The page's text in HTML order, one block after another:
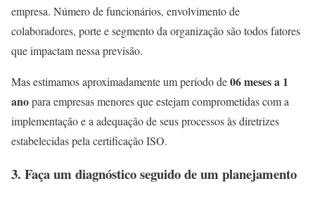
empresa. Número de funcionários, envolvimento de
colaboradores, porte e segmento da organização são todos fatores
que impactam nessa previsão.
Mas estimamos aproximadamente um período de06 meses a 1
anopara empresas menores que estejam comprometidas com a
implementação e a adequação de seus processos às diretrizes
estabelecidas pela certificação ISO.
3. Faça um diagnóstico seguido de um planejamento